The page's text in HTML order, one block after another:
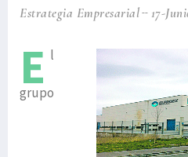
Estrategia Empresarial 17-
E l
grupo